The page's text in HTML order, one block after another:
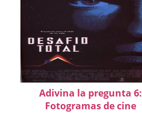
Adivina la pregunta 6:
Fotogramas de cine